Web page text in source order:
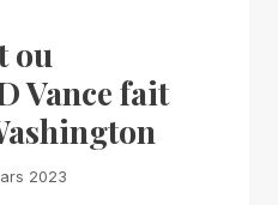
ou
Vance fait
2023